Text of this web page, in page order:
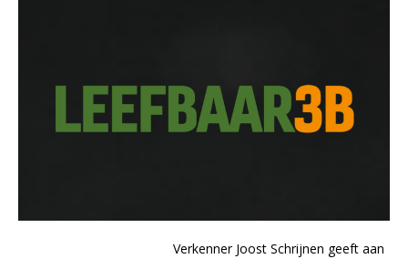
Verkenner Joost Schrijnen geeft aan